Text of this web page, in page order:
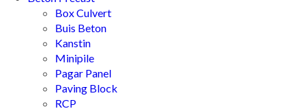
Box Culvert
Buis Beton
Kanstin
Minipile
Pagar Panel
Paving Block
RCP